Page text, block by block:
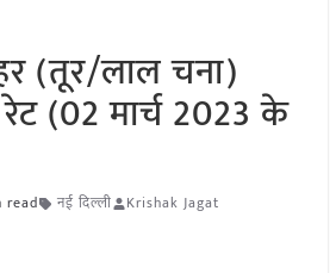
(तूर/लाल चना)
(02 मार्च 2023 के
read नई दिल्ली Krishak Jagat